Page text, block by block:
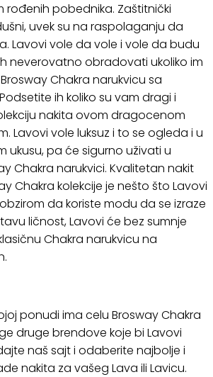
pobednika. Zaštitnički
uvek su na raspolaganju da
Lavovi vole da vole i vole da budu
neverovatno obradovati ukoliko im
Chakra narukvicu sa
ih koliko su vam dragi i
nakita ovom dragocenom
Lavovi vole luksuz i to se ogleda i u
ukusu, pa će sigurno uživati u
Chakra narukvici. Kvalitetan nakit
Chakra kolekcije je nešto što Lavovi
da koriste modu da se izraze
ličnost, Lavovi će bez sumnje
Chakra narukvicu na
ponudi ima celu Brosway Chakra
druge brendove koje bi Lavovi
naš sajt i odaberite najbolje i
nakita za vašeg Lava ili Lavicu.